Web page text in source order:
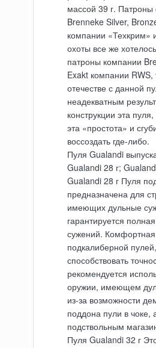
массой 39 г. Патроны
Brenneke Silver,
компании «Техкрим»
охоты все же
патроны компании
Exakt компании RWS,
отечестве с данной
неадекватным
конструкции эта
эта «простота» и
воссоздать где-либо.
Пуля Gualandi
Gualandi 28 г;
Gualandi 28 г Пуля
предназначена для
имеющих дульные
гарантируется
сужений.
подкалиберной
способствовать
рекомендуется
оружии, имеющем
из-за возможности
поддона пули в чоке,
подствольным
Пуля Gualandi 32 г